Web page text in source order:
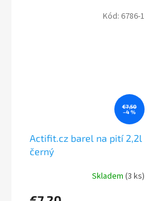
€7,50
–4 %
Actifit.cz barel na pití 2,2l
černý
Skladem (3 ks)
Kód: 6786-1